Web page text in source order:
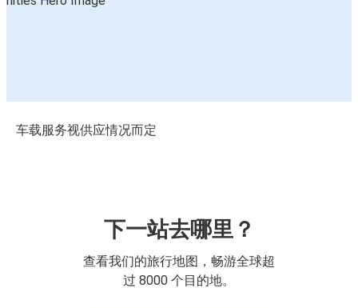
车载服务视供应情况而定
下一站去哪里？
查看我们的旅行地图，畅游全球超
过 8000 个目的地。